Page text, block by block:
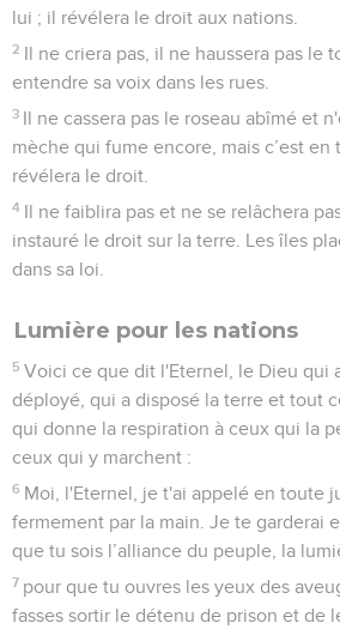
lui ; il révélera le droit aux nations.
2 Il ne criera pas, il ne haussera pas le
entendre sa voix dans les rues.
3 Il ne cassera pas le roseau abîmé et
mèche qui fume encore, mais c’est en
révélera le droit.
4 Il ne faiblira pas et ne se relâchera
instauré le droit sur la terre. Les îles
dans sa loi.
Lumière pour les nations
5 Voici ce que dit l'Eternel, le Dieu qui
déployé, qui a disposé la terre et tout
qui donne la respiration à ceux qui la
ceux qui y marchent :
6 Moi, l'Eternel, je t'ai appelé en toute
fermement par la main. Je te garderai
que tu sois l’alliance du peuple, la
7 pour que tu ouvres les yeux des
fasses sortir le détenu de prison et de